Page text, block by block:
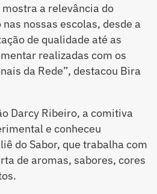
a relevância do
nossas escolas, desde a
de qualidade até as
realizadas com os
da Rede”, destacou Bira
Darcy Ribeiro, a comitiva
e conheceu
do Sabor, que trabalha com
de aromas, sabores, cores